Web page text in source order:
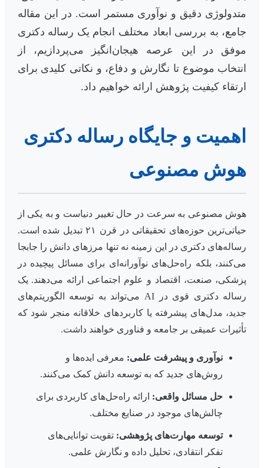
متدولوژی دقیق و نوآوری مستمر است. در این مقاله
جامع، به بررسی ابعاد مختلف انجام یک رساله دکتری
موفق در این عرصه هیجان‌انگیز می‌پردازیم، از
انتخاب موضوع تا نگارش و دفاع، و نکاتی کلیدی برای
ارتقاء کیفیت پژوهش ارائه خواهیم داد.
اهمیت و جایگاه رساله دکتری
هوش مصنوعی
هوش مصنوعی به سرعت در حال تغییر دنیاست و به یکی از
حیاتی‌ترین حوزه‌های تحقیقاتی در قرن ۲۱ تبدیل شده است.
رساله‌های دکتری در این زمینه نه تنها مرزهای دانش را جابجا
می‌کنند، بلکه راه‌حل‌های نوآورانه‌ای برای مسائل پیچیده در
پزشکی، صنعت، اقتصاد و علوم اجتماعی ارائه می‌دهند. یک
رساله دکتری قوی در AI می‌تواند به توسعه الگوریتم‌های
جدید، مدل‌های پیشرفته یا کاربردهای خلاقانه منجر شود که
تأثیرات عمیقی بر جامعه و فناوری خواهند داشت.
نوآوری و پیشرفت علمی: معرفی ایده‌ها و
روش‌های جدید که به توسعه دانش کمک می‌کنند.
حل مسائل واقعی: ارائه راه‌حل‌های کاربردی برای
چالش‌های موجود در صنایع مختلف.
توسعه مهارت‌های پژوهشی: تقویت توانایی‌های
تفکر انتقادی، تحلیل داده و نگارش علمی.